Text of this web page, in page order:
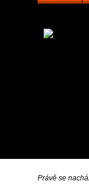
Právě se